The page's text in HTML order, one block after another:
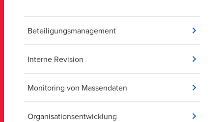
Beteiligungsmanagement
Interne Revision
Monitoring von Massendaten
Organisationsentwicklung